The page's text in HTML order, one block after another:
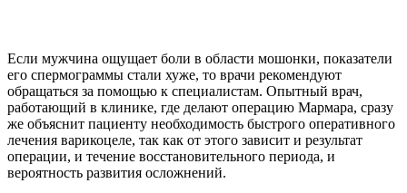
Если мужчина ощущает боли в области мошонки, показатели
его спермограммы стали хуже, то врачи рекомендуют
обращаться за помощью к специалистам. Опытный врач,
работающий в клинике, где делают операцию Мармара, сразу
же объяснит пациенту необходимость быстрого оперативного
лечения варикоцеле, так как от этого зависит и результат
операции, и течение восстановительного периода, и
вероятность развития осложнений.